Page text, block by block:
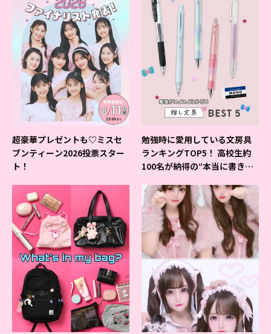
超豪華プレゼントも♡ミスセ
ブンティーン2026投票スター
ト！
勉強時に愛用している文房具
ランキングTOP5！ 高校生約
100名が納得の“本当に書きや